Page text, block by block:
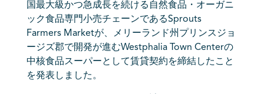
国最大級かつ急成長を続ける自然食品・オーガニ
ック食品専門小売チェーンであるSprouts
Farmers Marketが、メリーランド州プリンスジョ
ージズ郡で開発が進むWestphalia Town Centerの
中核食品スーパーとして賃貸契約を締結したこと
を発表しました。